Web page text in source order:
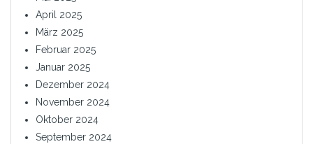
April 2025
März 2025
Februar 2025
Januar 2025
Dezember 2024
November 2024
Oktober 2024
September 2024